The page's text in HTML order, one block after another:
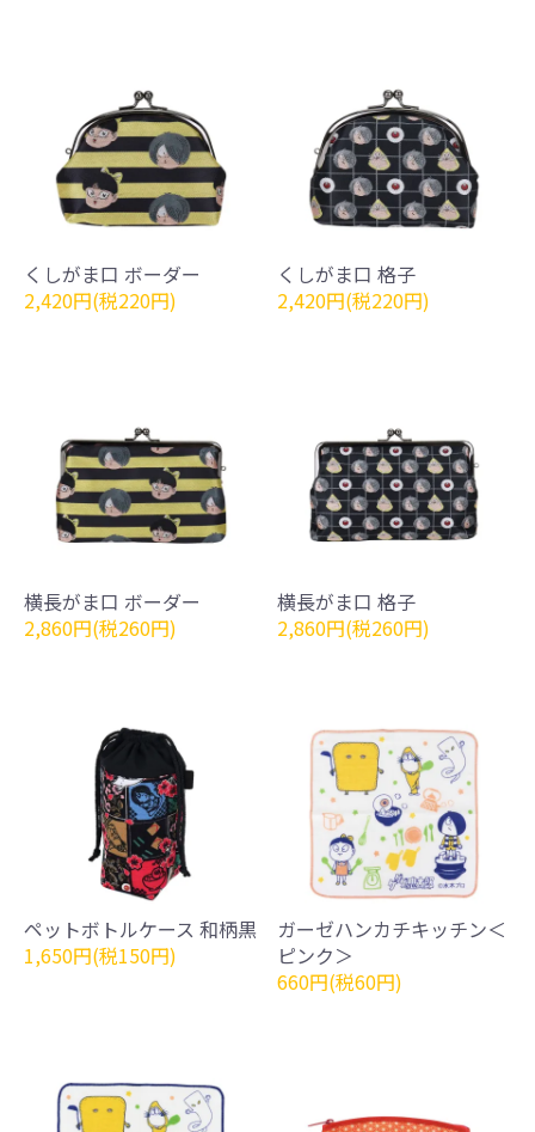
くしがま口 ボーダー
2,420円(税220円)
くしがま口 格子
2,420円(税220円)
横長がま口 ボーダー
2,860円(税260円)
横長がま口 格子
2,860円(税260円)
ペットボトルケース 和柄黒
1,650円(税150円)
ガーゼハンカチキッチン＜
ピンク＞
660円(税60円)